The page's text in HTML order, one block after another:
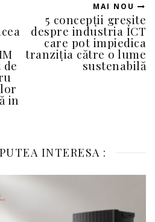
in
MAI NOU
5 concepții greșite
despre industria ICT
care pot impiedica
tranziția către o lume
sustenabilă
INTERESA :